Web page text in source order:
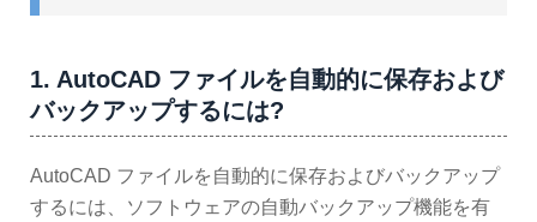
1. AutoCAD ファイルを自動的に保存および
バックアップするには?
AutoCAD ファイルを自動的に保存およびバックアップ
するには、ソフトウェアの自動バックアップ機能を有